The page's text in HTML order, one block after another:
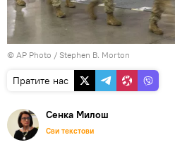
© AP Photo / Stephen B. Morton
Пратите нас
Сенка Милош
Сви текстови